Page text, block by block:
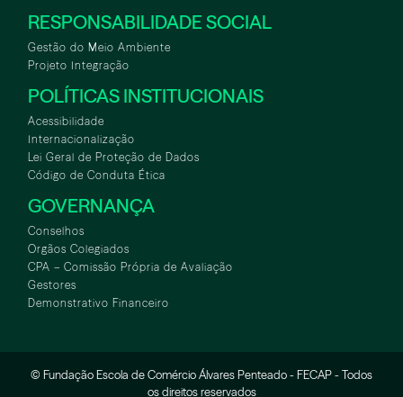
ASA
RESPONSABILIDADE SOCIAL
Gestão do Meio Ambiente
Projeto Integração
POLÍTICAS INSTITUCIONAIS
Acessibilidade
Internacionalização
Lei Geral de Proteção de Dados
Código de Conduta Ética
GOVERNANÇA
Conselhos
Orgãos Colegiados
CPA – Comissão Própria de Avaliação
Gestores
Demonstrativo Financeiro
© Fundação Escola de Comércio Álvares Penteado - FECAP - Todos
os direitos reservados